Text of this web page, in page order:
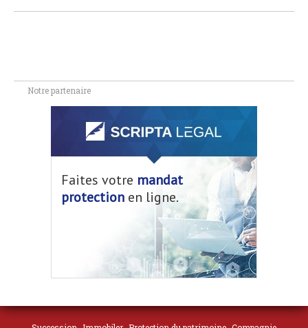
Notre partenaire
Faites votre mandat
protection en ligne.